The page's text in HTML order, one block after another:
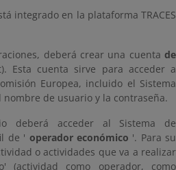
integrado en la plataforma TRACES
deberá crear una cuenta de
Esta cuenta sirve para acceder a
Europea, incluido el Sistema
de usuario y la contraseña.
deberá acceder al Sistema de
de ' operador económico '. Para su
o actividades que va a realizar
(actividad como operador, como